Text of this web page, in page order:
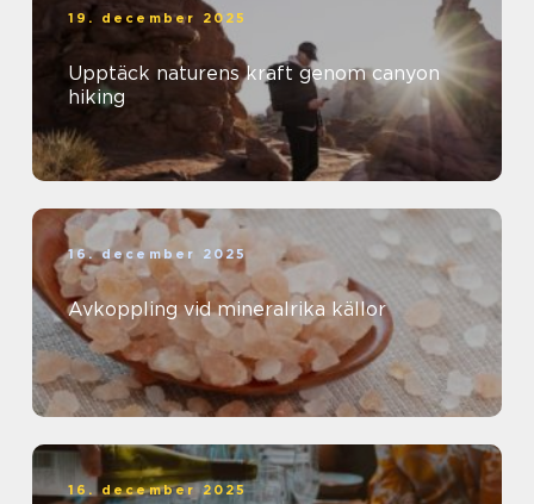
19. december 2025
Upptäck naturens kraft genom canyon
hiking
16. december 2025
Avkoppling vid mineralrika källor
16. december 2025